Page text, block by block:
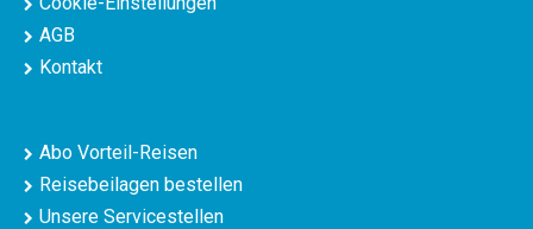
AGB
Kontakt
Abo Vorteil-Reisen
Reisebeilagen bestellen
Unsere Servicestellen